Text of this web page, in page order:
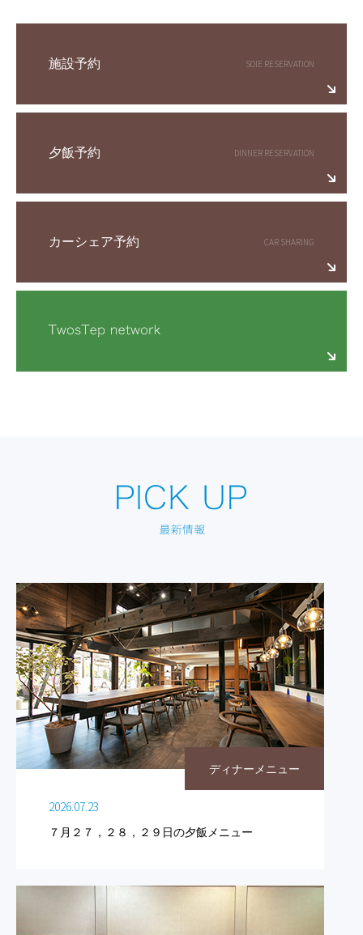
施設予約
夕飯予約
カーシェア予約
ディナーメニュー
2026.07.23
７月２７，２８，２９日の夕飯メニュー